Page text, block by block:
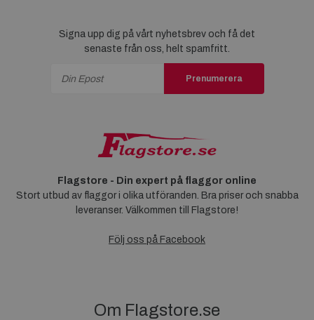
Signa upp dig på vårt nyhetsbrev och få det
senaste från oss, helt spamfritt.
Prenumerera
Flagstore - Din expert på flaggor online
Stort utbud av flaggor i olika utföranden. Bra priser och snabba
leveranser. Välkommen till Flagstore!
Följ oss på Facebook
Om Flagstore.se